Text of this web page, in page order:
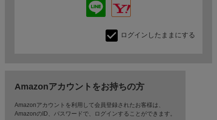
ログインしたままにする
Amazonアカウントをお持ちの方
Amazonアカウントを利用して会員登録されたお客様は、
AmazonのID、パスワードで、ログインすることができます。